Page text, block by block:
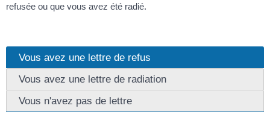
refusée ou que vous avez été radié.
Vous avez une lettre de refus
Vous avez une lettre de radiation
Vous n'avez pas de lettre